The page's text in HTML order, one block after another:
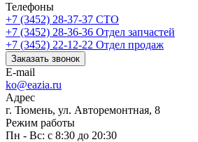
Телефоны
+7 (3452) 28-37-37 СТО
+7 (3452) 28-36-36 Отдел запчастей
+7 (3452) 22-12-22 Отдел продаж
Заказать звонок
E-mail
ko@eazia.ru
Адрес
г. Тюмень, ул. Авторемонтная, 8
Режим работы
Пн - Вс: с 8:30 до 20:30